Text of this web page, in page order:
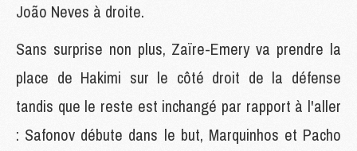
João Neves à droite.
Sans surprise non plus, Zaïre-Emery va prendre la
place de Hakimi sur le côté droit de la défense
tandis que le reste est inchangé par rapport à l'aller
: Safonov débute dans le but, Marquinhos et Pacho